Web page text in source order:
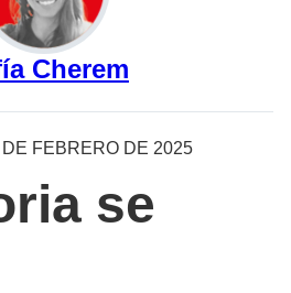
Cherem
FEBRERO DE 2025
se